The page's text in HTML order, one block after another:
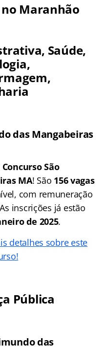
Maranhão
Saúde,
das Mangabeiras
Concurso São
MA! São 156 vagas
com remuneração
inscrições já estão
de 2025.
detalhes sobre este
Pública
das